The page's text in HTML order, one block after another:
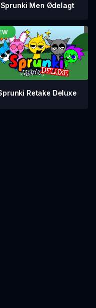
Sprunki Men Ødelagt
Retake Deluxe